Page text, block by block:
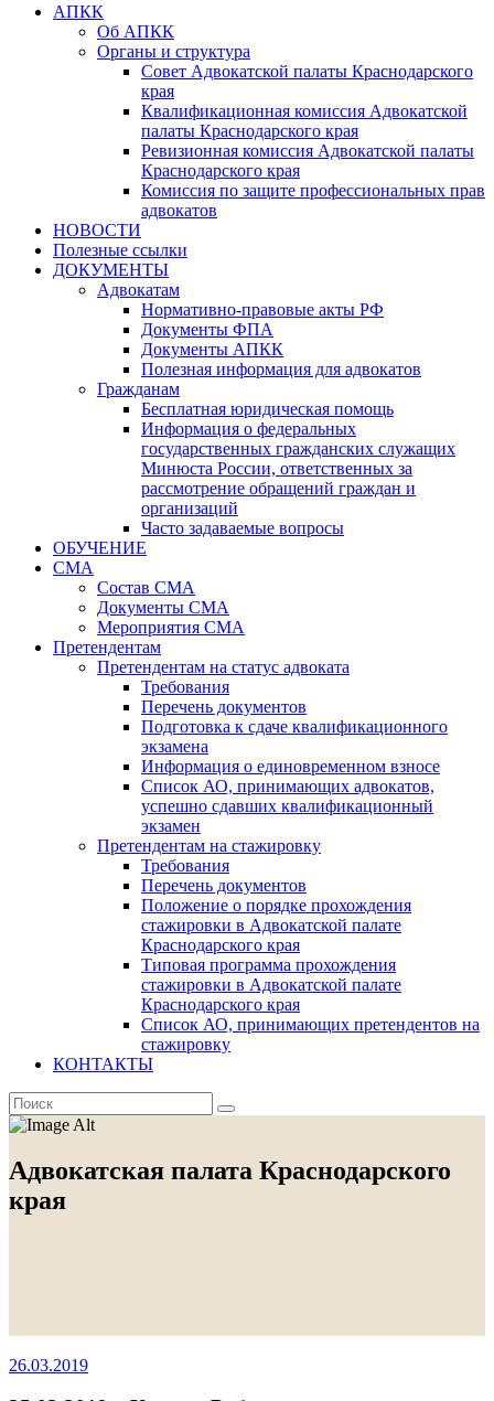
АПКК
Об АПКК
Органы и структура
Совет Адвокатской палаты Краснодарского
края
Квалификационная комиссия Адвокатской
палаты Краснодарского края
Ревизионная комиссия Адвокатской палаты
Краснодарского края
Комиссия по защите профессиональных прав
адвокатов
НОВОСТИ
Полезные ссылки
ДОКУМЕНТЫ
Адвокатам
Нормативно-правовые акты РФ
Документы ФПА
Документы АПКК
Полезная информация для адвокатов
Гражданам
Бесплатная юридическая помощь
Информация о федеральных
государственных гражданских служащих
Минюста России, ответственных за
рассмотрение обращений граждан и
организаций
Часто задаваемые вопросы
ОБУЧЕНИЕ
СМА
Состав СМА
Документы СМА
Мероприятия СМА
Претендентам
Претендентам на статус адвоката
Требования
Перечень документов
Подготовка к сдаче квалификационного
экзамена
Информация о единовременном взносе
Список АО, принимающих адвокатов,
успешно сдавших квалификационный
экзамен
Претендентам на стажировку
Требования
Перечень документов
Положение о порядке прохождения
стажировки в Адвокатской палате
Краснодарского края
Типовая программа прохождения
стажировки в Адвокатской палате
Краснодарского края
Список АО, принимающих претендентов на
стажировку
КОНТАКТЫ
Адвокатская палата Краснодарского
края
26.03.2019